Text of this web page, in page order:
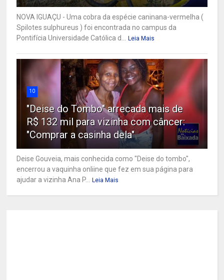
NOVA IGUAÇU - Uma cobra da espécie caninana-vermelha (
Spilotes sulphureus ) foi encontrada no campus da
Pontifícia Universidade Católica d... Leia Mais
10
"Deise do Tombo" arrecada mais de
R$ 132 mil para vizinha com câncer:
"Comprar a casinha dela"
Deise Gouveia, mais conhecida como "Deise do tombo",
encerrou a vaquinha onliine que fez em sua página para
ajudar a vizinha Ana P... Leia Mais